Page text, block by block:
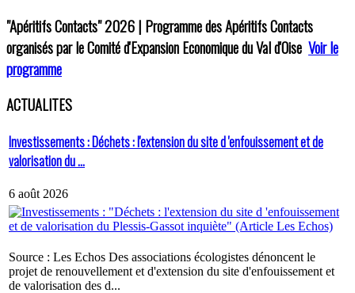
"Apéritifs Contacts"2026 | Programme des Apéritifs Contacts
organisés par le Comité d'Expansion Economique du Val d'Oise Voir le
programme
ACTUALITES
Investissements : Déchets : l'extension du site d 'enfouissement et de
valorisation du ...
6 août 2026
Source : Les Echos Des associations écologistes dénoncent le
projet de renouvellement et d'extension du site d'enfouissement et
de valorisation des d...